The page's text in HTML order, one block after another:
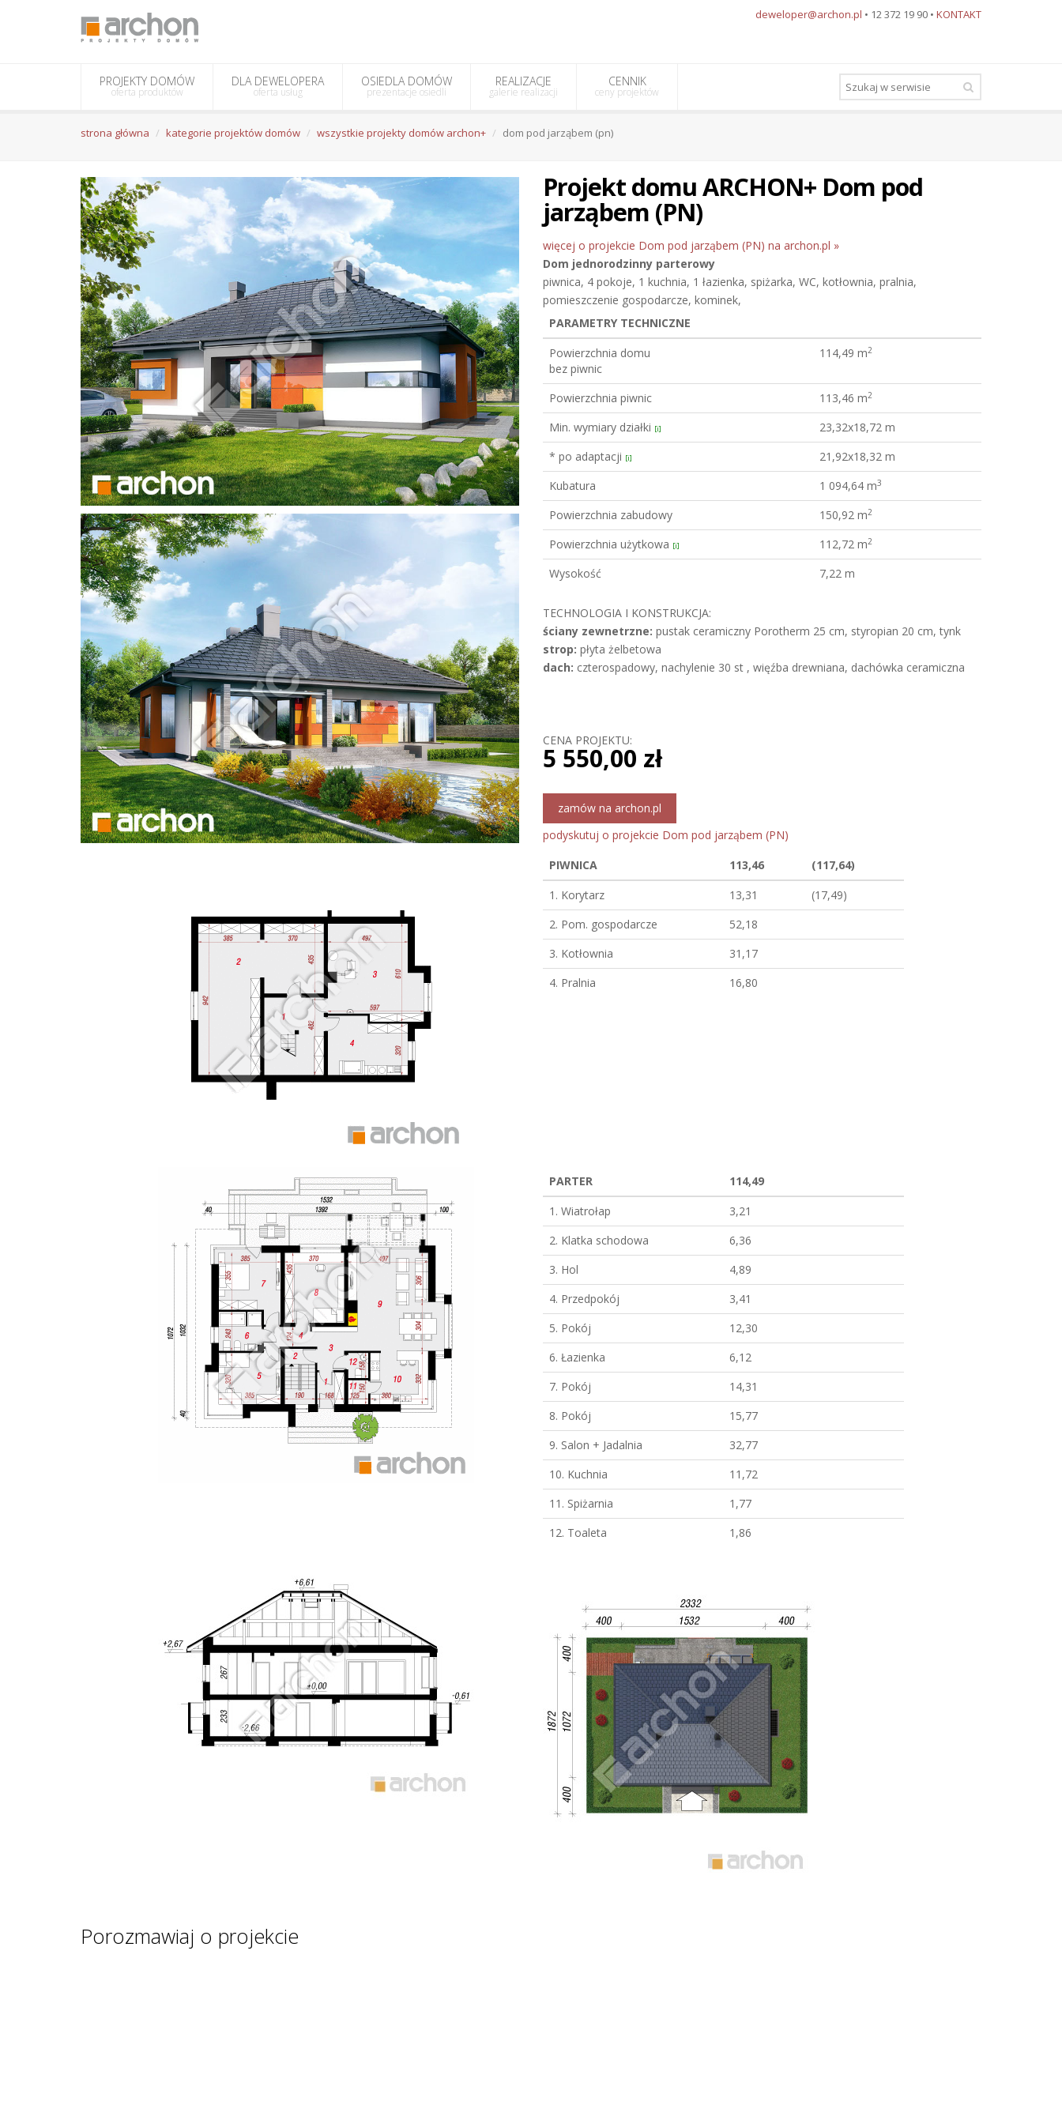
deweloper@archon.pl • 12 372 19 90 • KONTAKT
PROJEKTY DOMÓW
oferta produktów
DLA DEWELOPERA
oferta usług
OSIEDLA DOMÓW
prezentacje osiedli
REALIZACJE
galerie realizacji
CENNIK
ceny projektów
strona główna kategorie projektów domów wszystkie projekty domów archon+ dom pod jarząbem (pn)
Projekt domu ARCHON+ Dom pod
jarząbem (PN)
więcej o projekcie Dom pod jarząbem (PN) na archon.pl »
Dom jednorodzinny parterowy
piwnica, 4 pokoje, 1 kuchnia, 1 łazienka, spiżarka, WC, kotłownia, pralnia,
pomieszczenie gospodarcze, kominek,
PARAMETRY TECHNICZNE
Powierzchnia domu
bez piwnic
114,49 m2
Powierzchnia piwnic 113,46 m2
Min. wymiary działki [i]
23,32x18,72 m
* po adaptacji [i]
21,92x18,32 m
Kubatura
1 094,64 m3
Powierzchnia zabudowy 150,92 m2
Powierzchnia użytkowa [i] 112,72 m2
Wysokość 7,22 m
TECHNOLOGIA I KONSTRUKCJA:
ściany zewnetrzne: pustak ceramiczny Porotherm 25 cm, styropian 20 cm, tynk
strop: płyta żelbetowa
dach: czterospadowy, nachylenie 30 st , więźba drewniana, dachówka ceramiczna
CENA PROJEKTU:
5 550,00 zł
zamów na archon.pl
podyskutuj o projekcie Dom pod jarząbem (PN)
PIWNICA
113,46
(117,64)
1. Korytarz
13,31
(17,49)
2. Pom. gospodarcze
52,18
3. Kotłownia
31,17
4. Pralnia
16,80
PARTER
114,49
1. Wiatrołap
3,21
2. Klatka schodowa
6,36
3. Hol
4,89
4. Przedpokój
3,41
5. Pokój
12,30
6. Łazienka
6,12
7. Pokój
14,31
8. Pokój
15,77
9. Salon + Jadalnia
32,77
10. Kuchnia
11,72
11. Spiżarnia
1,77
12. Toaleta
1,86
Porozmawiaj o projekcie